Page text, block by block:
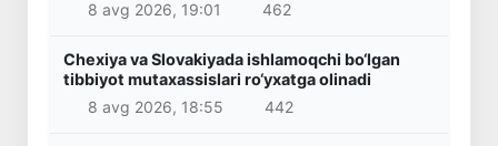
8 avg 2026, 19:01
462
Chexiya va Slovakiyada ishlamoqchi bo‘lgan
tibbiyot mutaxassislari ro‘yxatga olinadi
8 avg 2026, 18:55
442